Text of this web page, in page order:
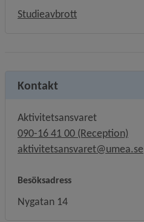
Studieavbrott
Kontakt
Aktivitetsansvaret
090-16 41 00 (Reception)
aktivitetsansvaret@umea.se
Besöksadress
Nygatan 14